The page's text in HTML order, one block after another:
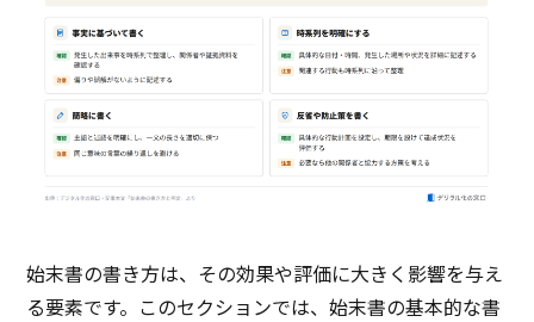
始末書の書き方は、その効果や評価に大きく影響を与え
る要素です。このセクションでは、始末書の基本的な書